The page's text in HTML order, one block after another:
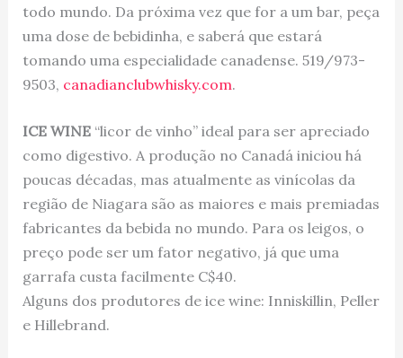
todo mundo. Da próxima vez que for a um bar, peça
uma dose de bebidinha, e saberá que estará
tomando uma especialidade canadense. 519/973-
9503, canadianclubwhisky.com.
ICE WINE“licor de vinho” ideal para ser apreciado
como digestivo. A produção no Canadá iniciou há
poucas décadas, mas atualmente as vinícolas da
região de Niagara são as maiores e mais premiadas
fabricantes da bebida no mundo. Para os leigos, o
preço pode ser um fator negativo, já que uma
garrafa custa facilmente C$40.
Alguns dos produtores de ice wine: Inniskillin, Peller
e Hillebrand.